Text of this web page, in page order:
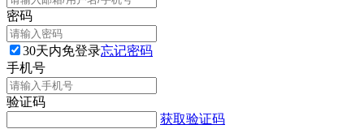
密码
30天内免登录忘记密码
手机号
验证码
获取验证码